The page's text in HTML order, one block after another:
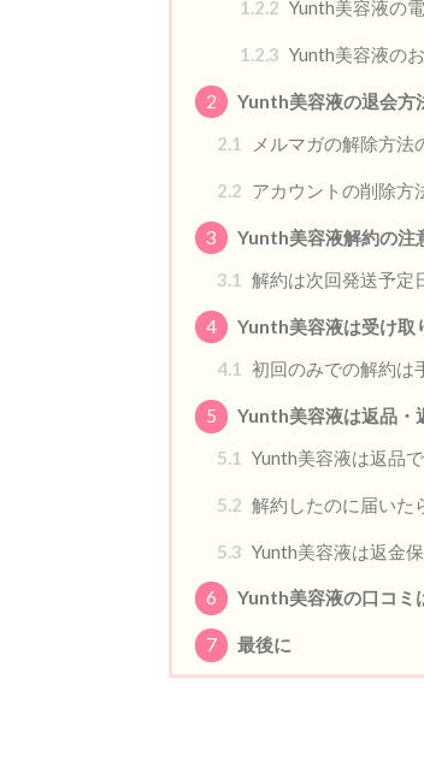
1.2.2 Yunth美容液の
1.2.3 Yunth美容液の
2
Yunth美容液の退会方
2.1
メルマガの解除方法
2.2 アカウントの削除方
3
Yunth美容液解約の注
3.1
解約は次回発送予定
4
Yunth美容液は受け取
4.1
初回のみでの解約は
5
Yunth美容液は返品・
5.1
Yunth美容液は返品
5.2 解約したのに届いた
5.3 Yunth美容液は返金
6 Yunth美容液の口コミ
7 最後に